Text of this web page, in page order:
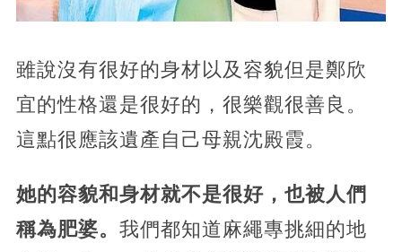
雖說沒有很好的身材以及容貌但是鄭欣
宜的性格還是很好的，很樂觀很善良。
這點很應該遺產自己母親沈殿霞。
她的容貌和身材就不是很好，也被人們
稱為肥婆。 我們都知道麻繩專挑細的地